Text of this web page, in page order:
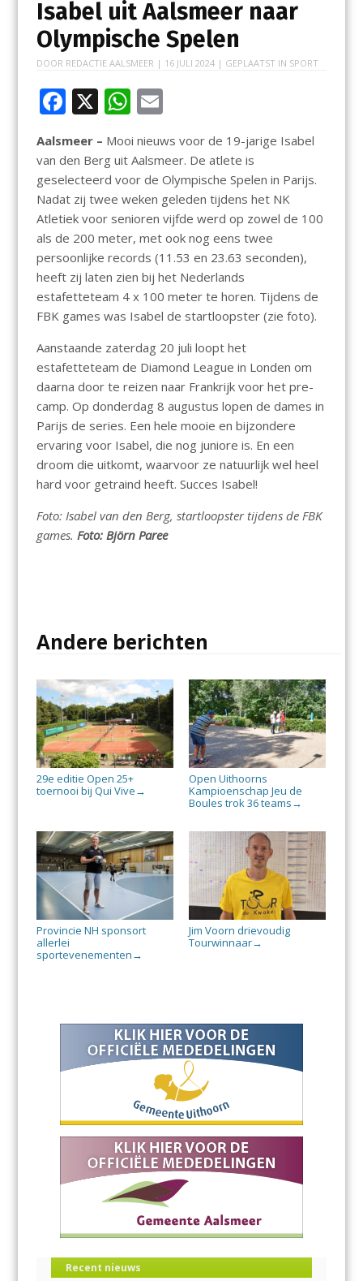
Isabel uit Aalsmeer naar
Olympische Spelen
DOOR REDACTIE AALSMEER | 16 JULI 2024| GEPLAATST IN SPORT
F
e
b
o
o
k
X W
at
s
A
p
p
E
ai
l
Aalsmeer – Mooi nieuws voor de 19-jarige Isabel
van den Berg uit Aalsmeer. De atlete is
geselecteerd voor de Olympische Spelen in Parijs.
Nadat zij twee weken geleden tijdens het NK
Atletiek voor senioren vijfde werd op zowel de 100
als de 200 meter, met ook nog eens twee
persoonlijke records (11.53 en 23.63 seconden),
heeft zij laten zien bij het Nederlands
estafetteteam 4 x 100 meter te horen. Tijdens de
FBK games was Isabel de startloopster (zie foto).
Aanstaande zaterdag 20 juli loopt het
estafetteteam de Diamond League in Londen om
daarna door te reizen naar Frankrijk voor het pre-
camp. Op donderdag 8 augustus lopen de dames in
Parijs de series. Een hele mooie en bijzondere
ervaring voor Isabel, die nog juniore is. En een
droom die uitkomt, waarvoor ze natuurlijk wel heel
hard voor getraind heeft. Succes Isabel!
Foto: Isabel van den Berg, startloopster tijdens de FBK
games. Foto: Björn Paree
Andere berichten
29e editie Open 25+
toernooi bij Qui Vive →
Open Uithoorns
Kampioenschap Jeu de
Boules trok 36 teams →
Provincie NH sponsort
allerlei
sportevenementen →
Jim Voorn drievoudig
Tourwinnaar→
Recent nieuws